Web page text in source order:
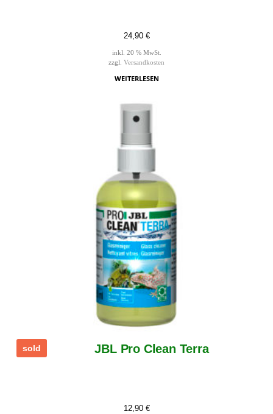
24,90 €
inkl. 20 % MwSt.
zzgl. Versandkosten
WEITERLESEN
sold JBL Pro Clean Terra
12,90 €